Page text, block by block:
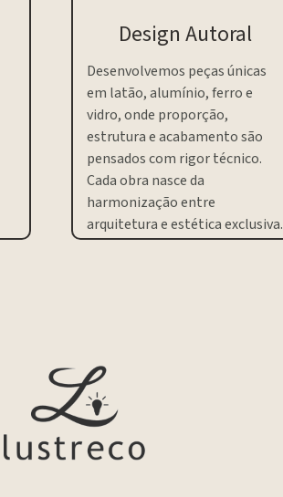
Design Autoral
Desenvolvemos peças únicas
em latão, alumínio, ferro e
vidro, onde proporção,
estrutura e acabamento são
pensados com rigor técnico.
Cada obra nasce da
harmonização entre
arquitetura e estética exclusiva.